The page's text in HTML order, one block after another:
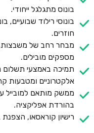
בונוס מתגלגל ייחודי.
חוזרים.
מבחר רחב של משבצות,
מספקים מובילים.
תמיכה באמצעי תשלום
אלקטרוניים ומטבעות
ממשק מותאם למובייל
בהורדת אפליקציה.
רישיון קוראסאו, הצפנת SSL וכלים למשחק אחראי באזור האישי.